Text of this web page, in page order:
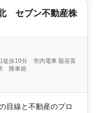
セブン不動産株
徒歩10分 市内電車 龍谷富
降車前
目線と不動産のプロ